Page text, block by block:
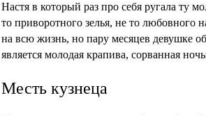
Настя в который раз про себя ругала ту
то приворотного зелья, не то любовного
на всю жизнь, но пару месяцев девушке
является молодая крапива, сорванная
Месть кузнеца